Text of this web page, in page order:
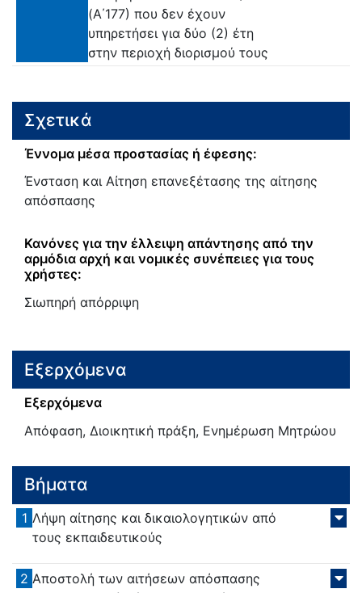
(Α΄177) που δεν έχουν
υπηρετήσει για δύο (2) έτη
στην περιοχή διορισμού τους
Σχετικά
Έννομα μέσα προστασίας ή έφεσης:
Ένσταση και Αίτηση επανεξέτασης της αίτησης
απόσπασης
Κανόνες για την έλλειψη απάντησης από την
αρμόδια αρχή και νομικές συνέπειες για τους
χρήστες:
Σιωπηρή απόρριψη
Εξερχόμενα
Εξερχόμενα
Απόφαση, Διοικητική πράξη, Ενημέρωση Μητρώου
Βήματα
1 Λήψη αίτησης και δικαιολογητικών από
τους εκπαιδευτικούς
2 Αποστολή των αιτήσεων απόσπασης